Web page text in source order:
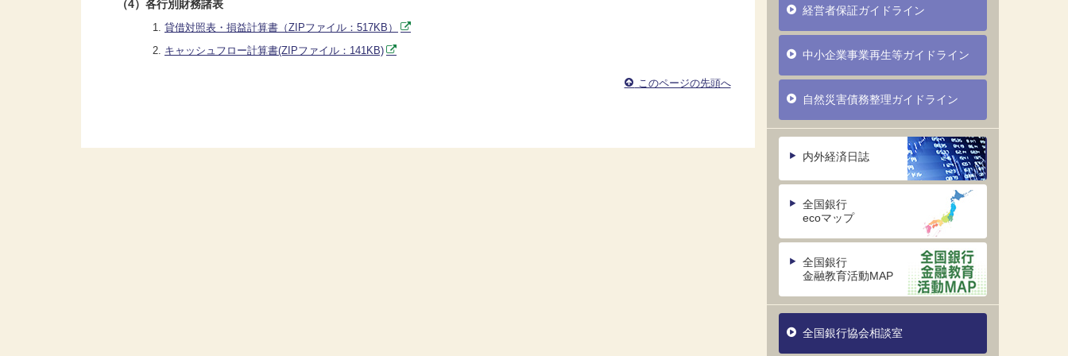
（4）各行別財務諸表
貸借対照表・損益計算書（ZIPファイル：517KB）
キャッシュフロー計算書(ZIPファイル：141KB)
このページの先頭へ
経営者保証ガイドライン
中小企業事業再生等ガイドライン
自然災害債務整理ガイドライン
内外経済日誌
全国銀行
ecoマップ
全国銀行
金融教育活動MAP
全国銀行協会相談室